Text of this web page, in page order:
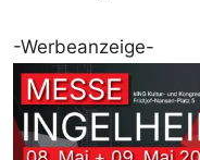
-Werbeanzeige-